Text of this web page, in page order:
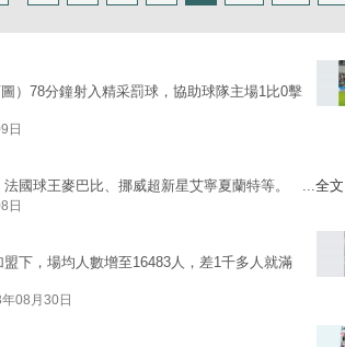
圖）78分鐘射入精采罰球，協助球隊主場1比0擊
日
法國球王麥巴比、挪威超新星艾寧夏蘭特等。 ...全文
日
盟下，場均人數增至16483人，差1千多人就滿
08月30日